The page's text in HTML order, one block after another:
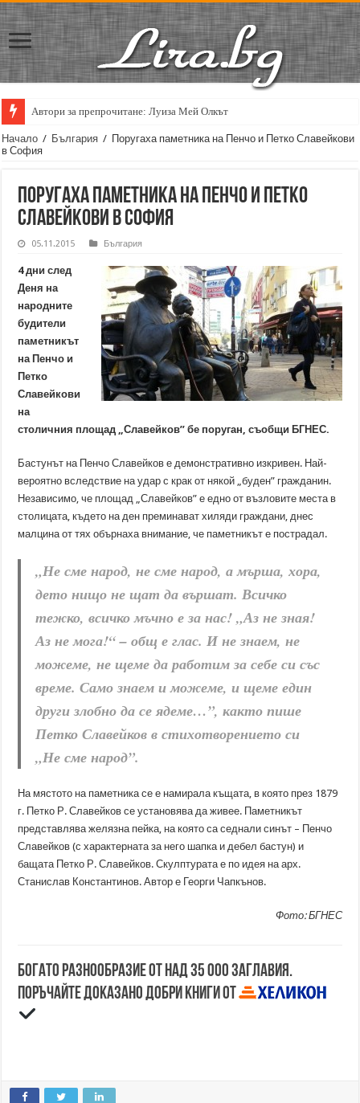
Автори за препрочитане: Луиза Мей Олкът
Начало / България / Поругаха паметника на Пенчо и Петко Славейкови
в София
Поругаха паметника на Пенчо и Петко
Славейкови в София
05.11.2015 България
4 дни след
Деня на
народните
будители
паметникът
на Пенчо и
Петко
Славейкови
на
столичния площад „Славейков” бе поруган, съобщи БГНЕС.
Бастунът на Пенчо Славейков е демонстративно изкривен. Най-
вероятно вследствие на удар с крак от някой „буден” гражданин.
Независимо, че площад „Славейков” е едно от възловите места в
столицата, където на ден преминават хиляди граждани, днес
малцина от тях обърнаха внимание, че паметникът е пострадал.
„Не сме народ, не сме народ, а мърша, хора,
дето нищо не щат да вършат. Всичко
тежко, всичко мъчно е за нас! „Аз не зная!
Аз не мога!“ – общ е глас. И не знаем, не
можеме, не щеме да работим за себе си със
време. Само знаем и можеме, и щеме един
други злобно да се ядеме…”, както пише
Петко Славейков в стихотворението си
„Не сме народ”.
На мястото на паметника се е намирала къщата, в която през 1879
г. Петко Р. Славейков се установява да живее. Паметникът
представлява желязна пейка, на която са седнали синът – Пенчо
Славейков (с характерната за него шапка и дебел бастун) и
бащата Петко Р. Славейков. Скулптурата е по идея на арх.
Станислав Константинов. Автор е Георги Чапкънов.
Фото: БГНЕС
Богато разнообразие от над 35 000 заглавия.
Поръчайте доказано добри книги от